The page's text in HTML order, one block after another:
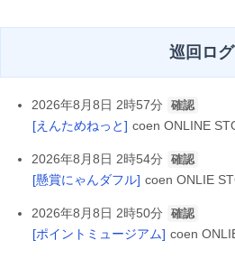
巡回ログ
2026年8月8日 2時57分 確認
[えんためねっと] coen ONLINE
2026年8月8日 2時54分 確認
[懸賞にゃんダフル] coen ONLIE
2026年8月8日 2時50分 確認
[ポイントミュージアム] coen